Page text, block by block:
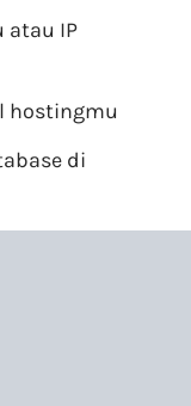
atau IP
hostingmu
di